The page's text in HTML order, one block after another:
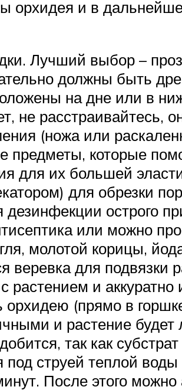
орхидея и в
Лучший выбор –
должны быть
на дне или в
не расстраивайтесь,
(ножа или
предметы, которые
для их большей
для обрезки
острого
или можно
молотой корицы,
веревка для подвязки
растением и
(прямо в
и растение
так как
струей теплой
После этого